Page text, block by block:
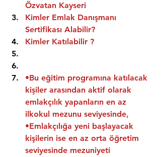
Özvatan Kayseri
Kimler Emlak Danışmanı
Sertifikası Alabilir?
Kimler Katılabilir ?
•Bu eğitim programına katılacak
kişiler arasından aktif olarak
emlakçılık yapanların en az
ilkokul mezunu seviyesinde,
•Emlakçılığa yeni başlayacak
kişilerin ise en az orta öğretim
seviyesinde mezuniyeti